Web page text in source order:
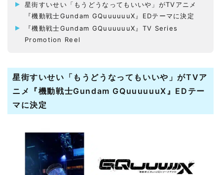
星街すいせい「もうどうなってもいいや」がTVアニメ
『機動戦士Gundam GQuuuuuuX』EDテーマに決定
『機動戦士Gundam GQuuuuuuX』TV Series
Promotion Reel
星街すいせい「もうどうなってもいいや」がTVア
ニメ『機動戦士Gundam GQuuuuuuX』EDテー
マに決定